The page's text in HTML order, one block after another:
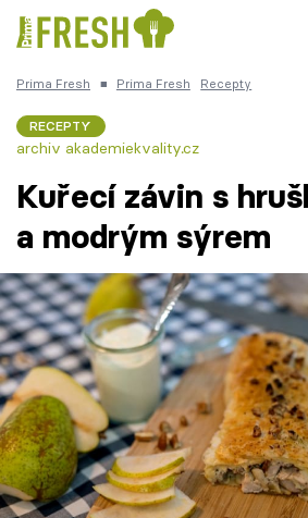
Česká kuchyně Čokoláda
Témata
Recepty
Články
TV Program
Škola vaření
Prima Fresh ■ Prima Fresh Recepty
RECEPTY
archiv akademiekvality.cz
Kuřecí závin s
a modrým sýrem